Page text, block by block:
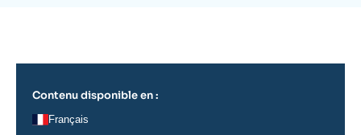
Contenu disponible en :
Français